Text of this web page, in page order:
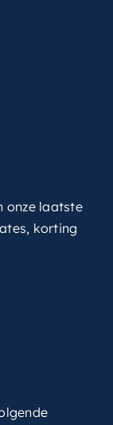
onze laatste
korting